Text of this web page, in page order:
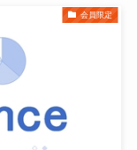
会員限定